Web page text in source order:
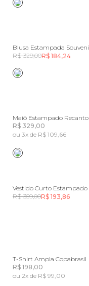
R$ 329,00R$ 184,24
R$ 329,00
ou 3x de R$ 109,66
R$ 359,00R$ 193,86
T-Shirt Ampla Copabrasil
R$ 198,00
ou 2x de R$ 99,00